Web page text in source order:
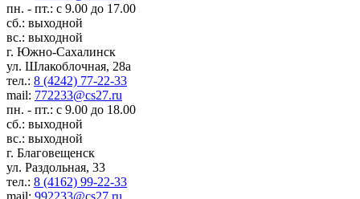
пн. - пт.: с 9.00 до 17.00
сб.: выходной
вс.: выходной
г. Южно-Сахалинск
ул. Шлакоблочная, 28а
тел.: 8 (4242) 77-22-33
mail: 772233@cs27.ru
пн. - пт.: с 9.00 до 18.00
сб.: выходной
вс.: выходной
г. Благовещенск
ул. Раздольная, 33
тел.: 8 (4162) 99-22-33
mail: 992233@cs27.ru